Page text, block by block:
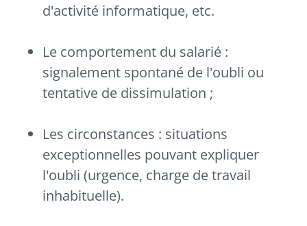
d'activité informatique, etc.
Le comportement du salarié :
signalement spontané de l'oubli ou
tentative de dissimulation ;
Les circonstances : situations
exceptionnelles pouvant expliquer
l'oubli (urgence, charge de travail
inhabituelle).